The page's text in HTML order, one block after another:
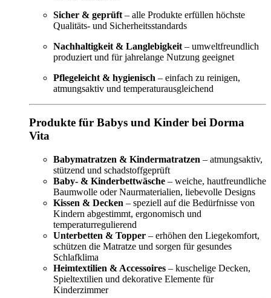
Sicher & geprüft – alle Produkte erfüllen höchste
Qualitäts- und Sicherheitsstandards
Nachhaltigkeit & Langlebigkeit – umweltfreundlich
produziert und für jahrelange Nutzung geeignet
Pflegeleicht & hygienisch – einfach zu reinigen,
atmungsaktiv und temperaturausgleichend
Produkte für Babys und Kinder bei Dorma
Vita
Babymatratzen & Kindermatratzen – atmungsaktiv,
stützend und schadstoffgeprüft
Baby- & Kinderbettwäsche – weiche, hautfreundliche
Baumwolle oder Naurmaterialien, liebevolle Designs
Kissen & Decken – speziell auf die Bedürfnisse von
Kindern abgestimmt, ergonomisch und
temperaturregulierend
Unterbetten & Topper – erhöhen den Liegekomfort,
schützen die Matratze und sorgen für gesundes
Schlafklima
Heimtextilien & Accessoires – kuschelige Decken,
Spieltextilien und dekorative Elemente für
Kinderzimmer